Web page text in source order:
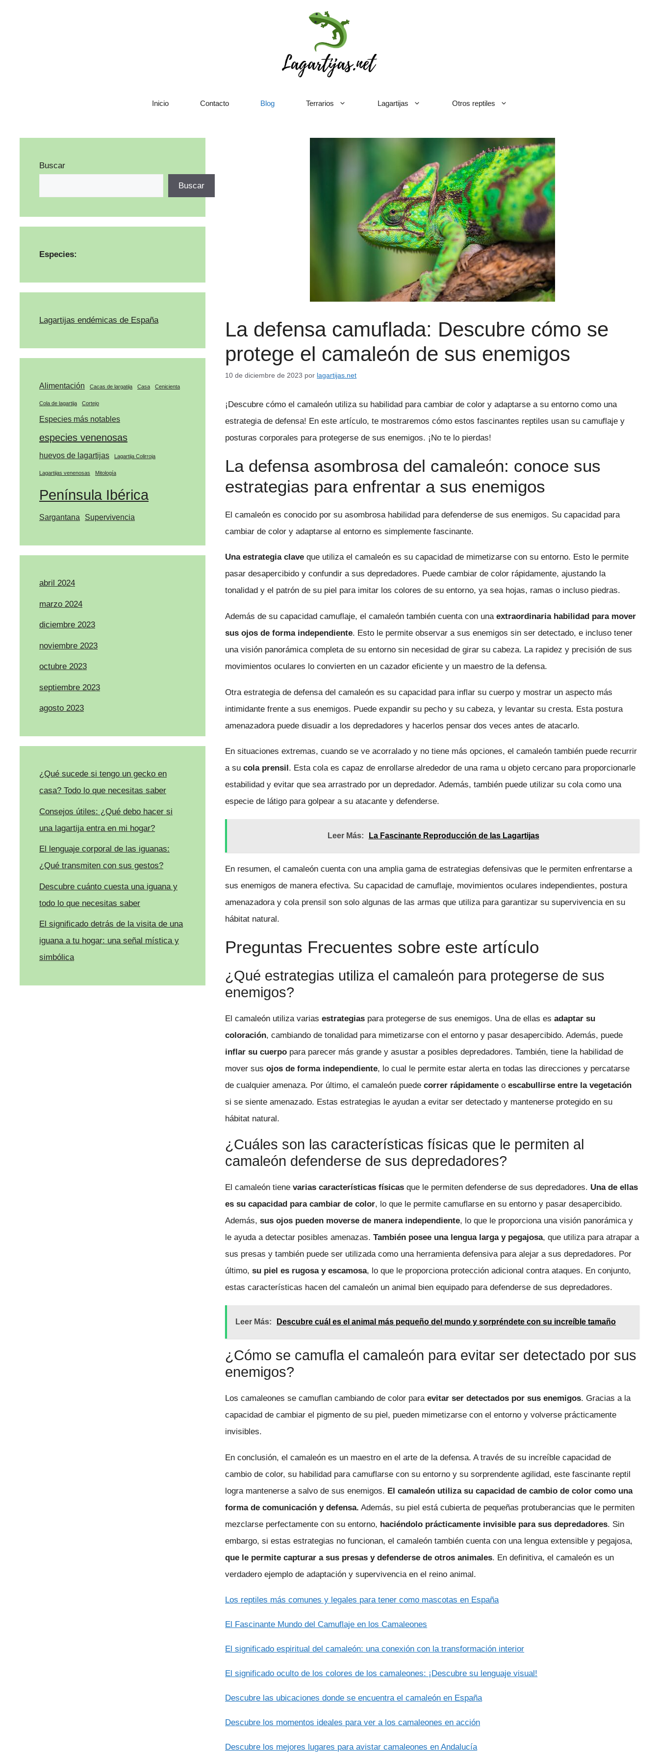
Inicio Contacto Blog Terrarios Lagartijas Otros reptiles
La defensa camuflada: Descubre cómo se
protege el camaleón de sus enemigos
10 de diciembre de 2023 por lagartijas.net
¡Descubre cómo el camaleón utiliza su habilidad para cambiar de color y adaptarse a su entorno como una
estrategia de defensa! En este artículo, te mostraremos cómo estos fascinantes reptiles usan su camuflaje y
posturas corporales para protegerse de sus enemigos. ¡No te lo pierdas!
La defensa asombrosa del camaleón: conoce sus
estrategias para enfrentar a sus enemigos
El camaleón es conocido por su asombrosa habilidad para defenderse de sus enemigos. Su capacidad para
cambiar de color y adaptarse al entorno es simplemente fascinante.
Una estrategia clave que utiliza el camaleón es su capacidad de mimetizarse con su entorno. Esto le permite
pasar desapercibido y confundir a sus depredadores. Puede cambiar de color rápidamente, ajustando la
tonalidad y el patrón de su piel para imitar los colores de su entorno, ya sea hojas, ramas o incluso piedras.
Además de su capacidad camuflaje, el camaleón también cuenta con unaextraordinaria habilidad para mover
sus ojos de forma independiente. Esto le permite observar a sus enemigos sin ser detectado, e incluso tener
una visión panorámica completa de su entorno sin necesidad de girar su cabeza. La rapidez y precisión de sus
movimientos oculares lo convierten en un cazador eficiente y un maestro de la defensa.
Otra estrategia de defensa del camaleón es su capacidad para inflar su cuerpo y mostrar un aspecto más
intimidante frente a sus enemigos. Puede expandir su pecho y su cabeza, y levantar su cresta. Esta postura
amenazadora puede disuadir a los depredadores y hacerlos pensar dos veces antes de atacarlo.
En situaciones extremas, cuando se ve acorralado y no tiene más opciones, el camaleón también puede recurrir
a sucola prensil . Esta cola es capaz de enrollarse alrededor de una rama u objeto cercano para proporcionarle
estabilidad y evitar que sea arrastrado por un depredador. Además, también puede utilizar su cola como una
especie de látigo para golpear a su atacante y defenderse.
Leer Más: La Fascinante Reproducción de las Lagartijas
En resumen, el camaleón cuenta con una amplia gama de estrategias defensivas que le permiten enfrentarse a
sus enemigos de manera efectiva. Su capacidad de camuflaje, movimientos oculares independientes, postura
amenazadora y cola prensil son solo algunas de las armas que utiliza para garantizar su supervivencia en su
hábitat natural.
Preguntas Frecuentes sobre este artículo
¿Qué estrategias utiliza el camaleón para protegerse de sus
enemigos?
El camaleón utiliza variasestrategias para protegerse de sus enemigos. Una de ellas esadaptar su
coloración, cambiando de tonalidad para mimetizarse con el entorno y pasar desapercibido. Además, puede
inflar su cuerpo para parecer más grande y asustar a posibles depredadores. También, tiene la habilidad de
mover susojos de forma independiente, lo cual le permite estar alerta en todas las direcciones y percatarse
de cualquier amenaza. Por último, el camaleón puedecorrer rápidamente oescabullirse entre la vegetación
si se siente amenazado. Estas estrategias le ayudan a evitar ser detectado y mantenerse protegido en su
hábitat natural.
¿Cuáles son las características físicas que le permiten al
camaleón defenderse de sus depredadores?
El camaleón tienevarias características físicas que le permiten defenderse de sus depredadores. Una de ellas
es su capacidad para cambiar de color, lo que le permite camuflarse en su entorno y pasar desapercibido.
Además,sus ojos pueden moverse de manera independiente, lo que le proporciona una visión panorámica y
le ayuda a detectar posibles amenazas.También posee una lengua larga y pegajosa, que utiliza para atrapar a
sus presas y también puede ser utilizada como una herramienta defensiva para alejar a sus depredadores. Por
último,su piel es rugosa y escamosa, lo que le proporciona protección adicional contra ataques. En conjunto,
estas características hacen del camaleón un animal bien equipado para defenderse de sus depredadores.
Leer Más: Descubre cuál es el animal más pequeño del mundo y sorpréndete con su increíble tamaño
¿Cómo se camufla el camaleón para evitar ser detectado por sus
enemigos?
Los camaleones se camuflan cambiando de color paraevitar ser detectados por sus enemigos. Gracias a la
capacidad de cambiar el pigmento de su piel, pueden mimetizarse con el entorno y volverse prácticamente
invisibles.
En conclusión, el camaleón es un maestro en el arte de la defensa. A través de su increíble capacidad de
cambio de color, su habilidad para camuflarse con su entorno y su sorprendente agilidad, este fascinante reptil
logra mantenerse a salvo de sus enemigos. El camaleón utiliza su capacidad de cambio de color como una
forma de comunicación y defensa. Además, su piel está cubierta de pequeñas protuberancias que le permiten
mezclarse perfectamente con su entorno, haciéndolo prácticamente invisible para sus depredadores. Sin
embargo, si estas estrategias no funcionan, el camaleón también cuenta con una lengua extensible y pegajosa,
que le permite capturar a sus presas y defenderse de otros animales. En definitiva, el camaleón es un
verdadero ejemplo de adaptación y supervivencia en el reino animal.
Los reptiles más comunes y legales para tener como mascotas en España
El Fascinante Mundo del Camuflaje en los Camaleones
El significado espiritual del camaleón: una conexión con la transformación interior
El significado oculto de los colores de los camaleones: ¡Descubre su lenguaje visual!
Descubre las ubicaciones donde se encuentra el camaleón en España
Descubre los momentos ideales para ver a los camaleones en acción
Descubre los mejores lugares para avistar camaleones en Andalucía
Buscar
Buscar
Especies:
Lagartijas endémicas de España
Alimentación Cacas de largatija Casa Cenicienta
Cola de lagartija Cortejo
Especies más notables
especies venenosas
huevos de lagartijas Lagartija Colirroja
Lagartijas venenosas Mitología
Península Ibérica
Sargantana Supervivencia
abril 2024
marzo 2024
diciembre 2023
noviembre 2023
octubre 2023
septiembre 2023
agosto 2023
¿Qué sucede si tengo un gecko en
casa? Todo lo que necesitas saber
Consejos útiles: ¿Qué debo hacer si
una lagartija entra en mi hogar?
El lenguaje corporal de las iguanas:
¿Qué transmiten con sus gestos?
Descubre cuánto cuesta una iguana y
todo lo que necesitas saber
El significado detrás de la visita de una
iguana a tu hogar: una señal mística y
simbólica